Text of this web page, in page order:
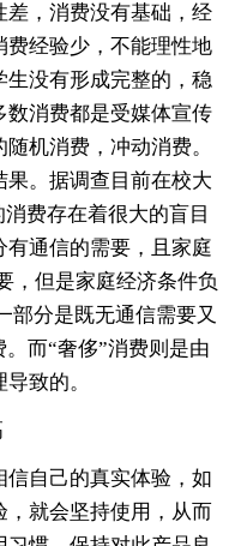
，消费没有基础，经
经验少，不能理性地
没有形成完整的，稳
数消费都是受媒体宣传
机消费，冲动消费。
。据调查目前在校大
费存在着很大的盲目
通信的需要，且家庭
，但是家庭经济条件负
部分是既无通信需要又
而“奢侈”消费则是由
致的。
自己的真实体验，如
就会坚持使用，从而